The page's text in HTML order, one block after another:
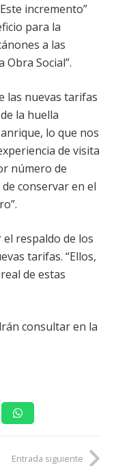
incremento”
para la
a las
Social”.
las nuevas tarifas
la huella
lo que nos
de visita
número de
conservar en el
respaldo de los
tarifas. “Ellos,
de estas
consultar en la
Entrada siguiente